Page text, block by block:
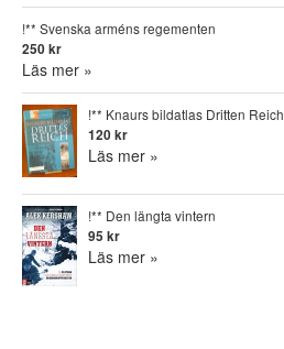
!** Svenska arméns regementen
250 kr
Läs mer »
!** Knaurs bildatlas Dritten Reich
120 kr
Läs mer »
!** Den längta vintern
95 kr
Läs mer »